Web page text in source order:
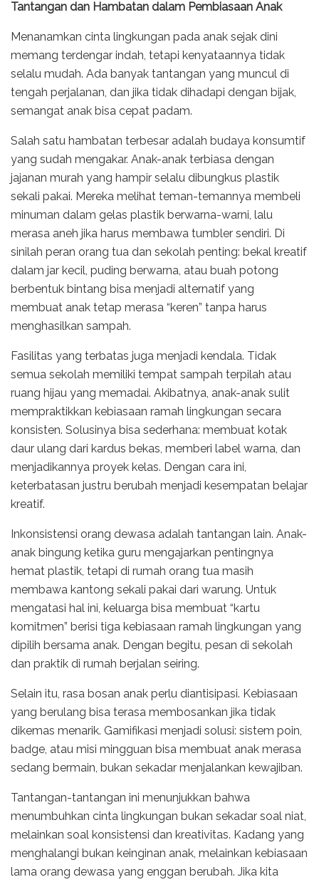
Tantangan dan Hambatan dalam Pembiasaan Anak
Menanamkan cinta lingkungan pada anak sejak dini
memang terdengar indah, tetapi kenyataannya tidak
selalu mudah. Ada banyak tantangan yang muncul di
tengah perjalanan, dan jika tidak dihadapi dengan bijak,
semangat anak bisa cepat padam.
Salah satu hambatan terbesar adalah budaya konsumtif
yang sudah mengakar. Anak-anak terbiasa dengan
jajanan murah yang hampir selalu dibungkus plastik
sekali pakai. Mereka melihat teman-temannya membeli
minuman dalam gelas plastik berwarna-warni, lalu
merasa aneh jika harus membawa tumbler sendiri. Di
sinilah peran orang tua dan sekolah penting: bekal kreatif
dalam jar kecil, puding berwarna, atau buah potong
berbentuk bintang bisa menjadi alternatif yang
membuat anak tetap merasa “keren” tanpa harus
menghasilkan sampah.
Fasilitas yang terbatas juga menjadi kendala. Tidak
semua sekolah memiliki tempat sampah terpilah atau
ruang hijau yang memadai. Akibatnya, anak-anak sulit
mempraktikkan kebiasaan ramah lingkungan secara
konsisten. Solusinya bisa sederhana: membuat kotak
daur ulang dari kardus bekas, memberi label warna, dan
menjadikannya proyek kelas. Dengan cara ini,
keterbatasan justru berubah menjadi kesempatan belajar
kreatif.
Inkonsistensi orang dewasa adalah tantangan lain. Anak-
anak bingung ketika guru mengajarkan pentingnya
hemat plastik, tetapi di rumah orang tua masih
membawa kantong sekali pakai dari warung. Untuk
mengatasi hal ini, keluarga bisa membuat “kartu
komitmen” berisi tiga kebiasaan ramah lingkungan yang
dipilih bersama anak. Dengan begitu, pesan di sekolah
dan praktik di rumah berjalan seiring.
Selain itu, rasa bosan anak perlu diantisipasi. Kebiasaan
yang berulang bisa terasa membosankan jika tidak
dikemas menarik. Gamifikasi menjadi solusi: sistem poin,
badge, atau misi mingguan bisa membuat anak merasa
sedang bermain, bukan sekadar menjalankan kewajiban.
Tantangan-tantangan ini menunjukkan bahwa
menumbuhkan cinta lingkungan bukan sekadar soal niat,
melainkan soal konsistensi dan kreativitas. Kadang yang
menghalangi bukan keinginan anak, melainkan kebiasaan
lama orang dewasa yang enggan berubah. Jika kita